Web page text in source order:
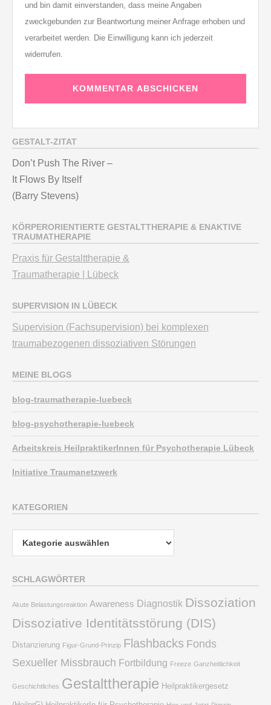
und bin damit einverstanden, dass meine Angaben
zweckgebunden zur Beantwortung meiner Anfrage erhoben und
verarbeitet werden. Die Einwilligung kann ich jederzeit
widerrufen.
GESTALT-ZITAT
Don’t Push The River –
It Flows By Itself
(Barry Stevens)
KÖRPERORIENTIERTE GESTALTTHERAPIE & ENAKTIVE
TRAUMATHERAPIE
Praxis für Gestalttherapie &
Traumatherapie | Lübeck
SUPERVISION IN LÜBECK
Supervision (Fachsupervision) bei komplexen
traumabezogenen dissoziativen Störungen
MEINE BLOGS
blog-traumatherapie-luebeck
blog-psychotherapie-luebeck
Arbeitskreis HeilpraktikerInnen für Psychotherapie Lübeck
Initiative Traumanetzwerk
KATEGORIEN
Kategorien
SCHLAGWÖRTER
Akute Belastungsreaktion Awareness Diagnostik Dissoziation
Dissoziative Identitätsstörung (DIS)
Distanzierung Figur-Grund-Prinzip Flashbacks Fonds
Sexueller Missbrauch Fortbildung Freeze Ganzheitlichkeit
Geschichtliches Gestalttherapie Heilpraktikergesetz